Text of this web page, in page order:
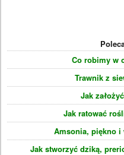
Co robimy w
Trawnik z
Jak
Jak ratować
Amsonia, piękno i
Jak stworzyć dziką,